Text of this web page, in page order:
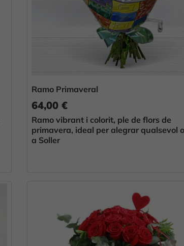
Ramo Primaveral
64,00 €
Ramo vibrant i colorit, ple de flors de
primavera, ideal per alegrar qualsevol
a Soller